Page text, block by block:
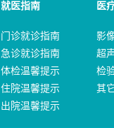
就医指南 医
门诊就诊指南
急诊就诊指南
体检温馨提示
住院温馨提示
出院温馨提示
影
超
检
其